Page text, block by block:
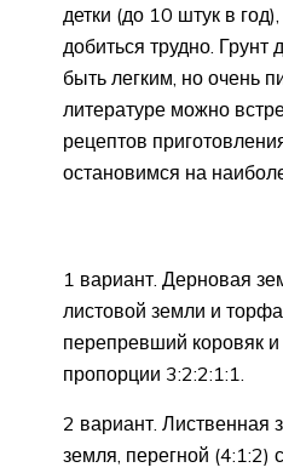
детки (до 10 штук в
добиться трудно.
быть легким, но очень
литературе можно
рецептов
остановимся на
1 вариант. Дерновая
листовой земли и
перепревший коровяк
пропорции 3:2:2:1:1.
2 вариант. Лиственная
земля, перегной (4:1:2)